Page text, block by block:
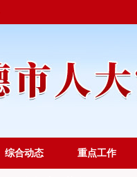
综合动态 重点工作